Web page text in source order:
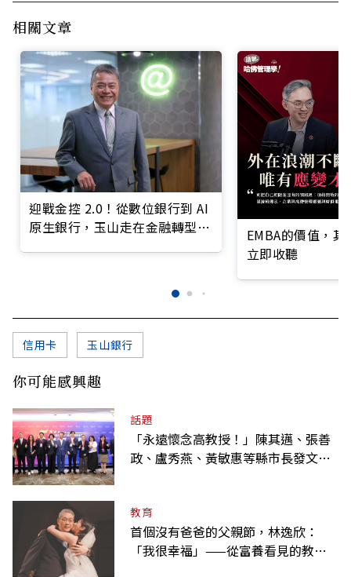
相關文章
迎戰金控 2.0！從數位銀行到 AI
原生銀行，玉山走在金融轉型最
EMBA的價值，
立即收聽
信用卡 玉山銀行
你可能感興趣
話題
「永遠懷念高教授！」陳其邁、張善
政、盧秀燕、黃敏惠等縣市長發文弔
教育
首個沒有爸爸的父親節，林逸欣：
「我很幸福」——從富養看見的教養